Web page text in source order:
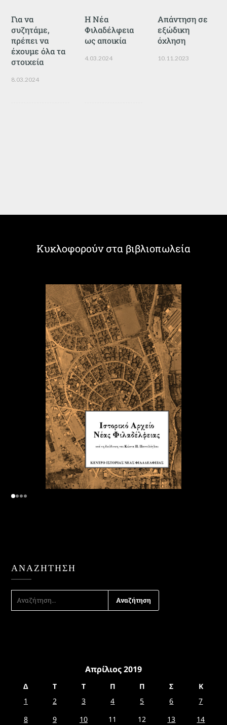
Για να
συζητάμε,
πρέπει να
έχουμε όλα τα
στοιχεία
8.03.2024
Η Νέα
Φιλαδέλφεια
ως αποικία
4.03.2024
Απάντηση σε
εξώδικη
όχληση
10.11.2023
Κυκλοφορούν στα βιβλιοπωλεία
ΑΝΑΖΉΤΗΣΗ
ΑΝΑΖΉΤΗΣΗ
Απρίλιος 2019
Δ Τ Τ Π Π Σ
Κ
1
2 3 4 5 6
7
8
9 10 11 12 13
14